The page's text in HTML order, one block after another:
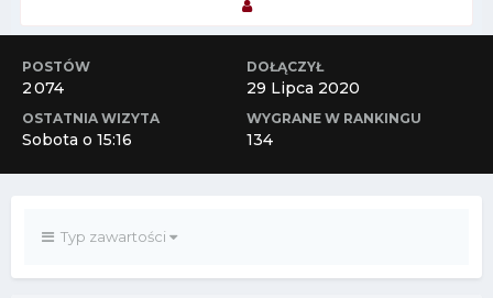
POSTÓW
2 074
DOŁĄCZYŁ
29 Lipca 2020
OSTATNIA WIZYTA
Sobota o 15:16
WYGRANE W RANKINGU
134
Typ zawartości